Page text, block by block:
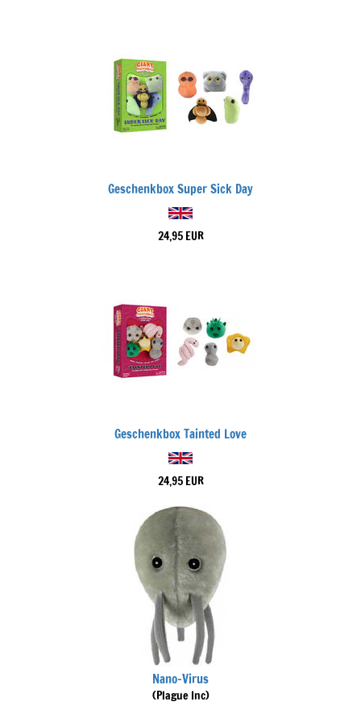
Geschenkbox Super Sick Day
24,95 EUR
Geschenkbox Tainted Love
24,95 EUR
Nano-Virus
(Plague Inc)